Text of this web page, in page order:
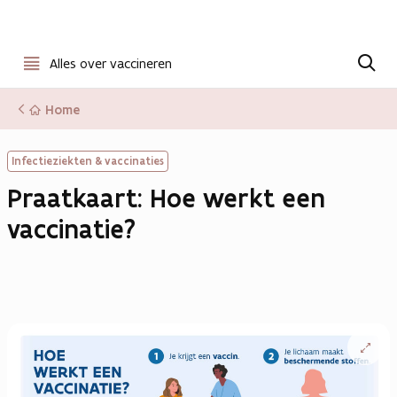
menu
Alles over vaccineren
n
Home
Infectieziekten & vaccinaties
Praatkaart: Hoe werkt een
vaccinatie?
Open
vergrote